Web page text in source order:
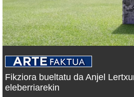
Fikziora bueltatu da Anjel
eleberriarekin